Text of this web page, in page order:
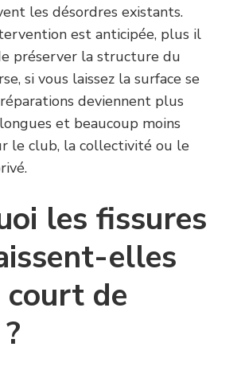
les désordres existants.
est anticipée, plus il
préserver la structure du
si vous laissez la surface se
deviennent plus
et beaucoup moins
le club, la collectivité ou le
les fissures
elles
de